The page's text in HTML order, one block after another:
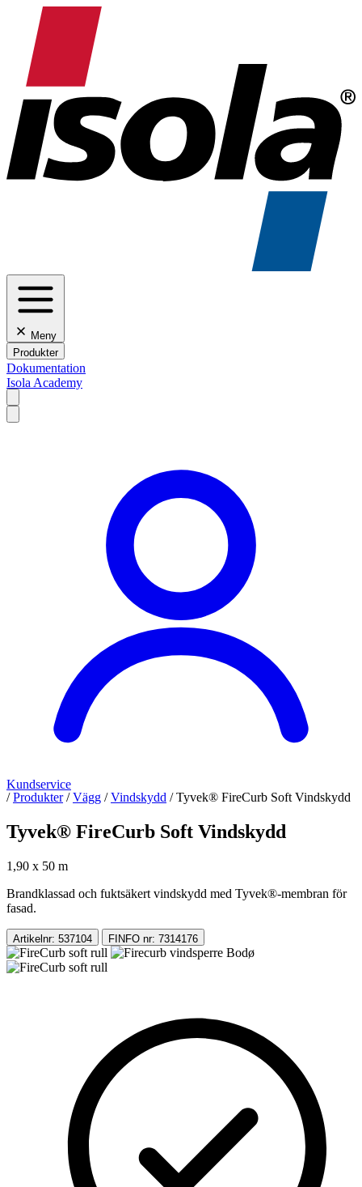
Meny
Produkter
Dokumentation
Isola Academy
Kundservice
/ Produkter / Vägg / Vindskydd / Tyvek® FireCurb Soft Vindskydd
Tyvek® FireCurb Soft Vindskydd
1,90 x 50 m
Brandklassad och fuktsäkert vindskydd med Tyvek®-membran för
fasad.
Artikelnr: 537104 FINFO nr: 7314176